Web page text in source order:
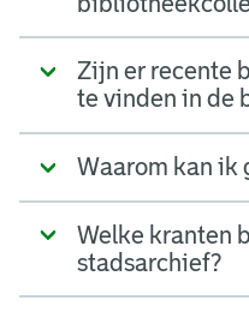
Zijn er recente
te vinden in de
Waarom kan ik
Welke kranten
stadsarchief?